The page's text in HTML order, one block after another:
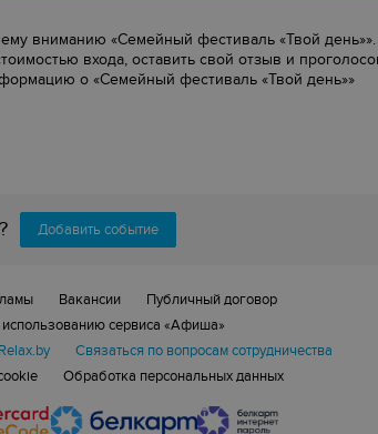
вниманию «Семейный фестиваль «‎Твой
входа, оставить свой отзыв и
о «Семейный фестиваль «‎Твой день»‎»
Добавить событие
Вакансии
Публичный договор
сервиса «Афиша»
Связаться по вопросам сотрудничества
Обработка персональных данных